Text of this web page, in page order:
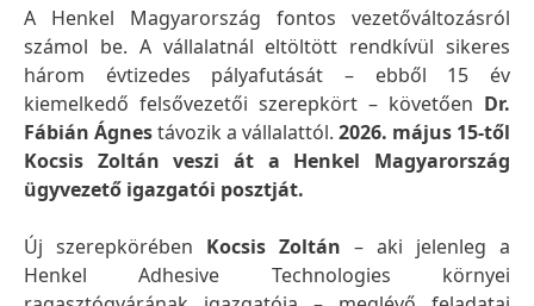
A Henkel Magyarország fontos vezetőváltozásról
számol be. A vállalatnál eltöltött rendkívül sikeres
három évtizedes pályafutását – ebből 15 év
kiemelkedő felsővezetői szerepkört – követően Dr.
Fábián Ágnestávozik a vállalattól. 2026. május 15-től
Kocsis Zoltán veszi át a Henkel Magyarország
ügyvezető igazgatói posztját.
Új szerepkörében Kocsis Zoltán – aki jelenleg a
Henkel Adhesive Technologies környei